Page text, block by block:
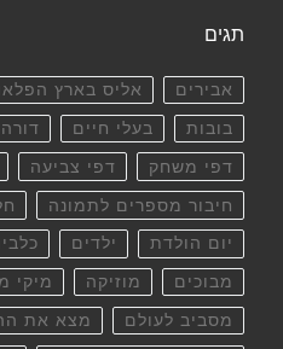
תגים
אבירים אליס בארץ
בובות בעלי חיים דורה
דפי משחק דפי צביעה
חיבור מספרים לתמונה
יום הולדת ילדים
מבוכים מוזיקה מיקי
מסביב לעולם מצא את